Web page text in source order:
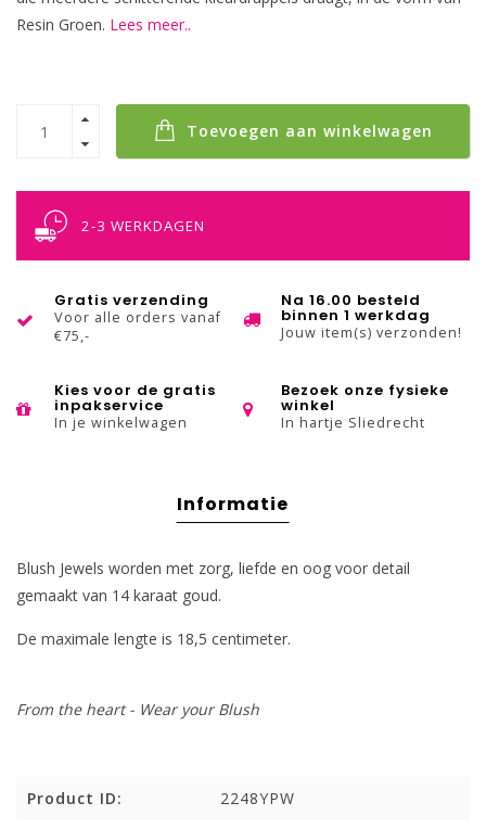
Resin Groen. Lees meer..
Toevoegen aan winkelwagen
2-3 WERKDAGEN
Gratis verzending
Voor alle orders vanaf
€75,-
Na 16.00 besteld
binnen 1 werkdag
Jouw item(s) verzonden!
Kies voor de gratis
inpakservice
In je winkelwagen
Bezoek onze fysieke
winkel
In hartje Sliedrecht
Informatie
Blush Jewels worden met zorg, liefde en oog voor detail
gemaakt van 14 karaat goud.
De maximale lengte is 18,5 centimeter.
From the heart - Wear your Blush
Product ID: 2248YPW